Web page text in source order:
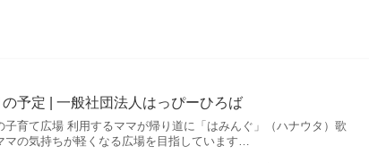
予定 | 一般社団法人はっぴーひろば
育て広場 利用するママが帰り道に「はみんぐ」（ハナウタ）歌
マの気持ちが軽くなる広場を目指しています…